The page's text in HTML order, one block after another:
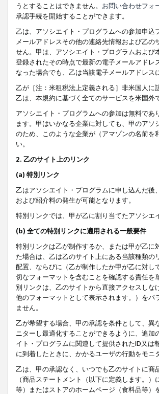
うとすることはできません。 お問い合わせフォ
承認手続を開始することができます。
乙は、アソシエイト・プログラムへの参加申
メールアドレスその他の連絡先情報および乙
せん。甲は、アソシエイト・プログラムおよ
登録されたその時点で最新の電子メールアド
なった場合でも、乙は当該電子メールアドレ
乙が［注：米租税法上定義される］非米国人
乙は、本規約に基づく全てのサービスを米国外
アソシエイト・プログラムへの参加は無料で
ます。甲はいかなる企業に対しても、甲のア
のため、このような企業が（アマゾンの名前
い。
2. 乙のサイト上のリンク
(a) 特別リンク
乙はアソシエイト・プログラムに申し込んだ
および紹介料の発生が可能となります。
特別リンクでは、甲が乙に割り当てたアソシエ
(b) 全ての特別リンクに適用される一般要件
特別リンクは乙が制作するか、または甲が乙
た場合は、乙は乙のサイト上にある当該種類
配置、ならびに（乙が制作したか甲が乙に対
切なフォーマットを含むことを確認する責任
別リンクは、乙のサイトから直接アクセスし
他のフォーマットとして表示されます。）を
ません。
乙が希望する場合、甲の承認を条件として、
ニターし最適化することができるように、追
イト・プログラムに関連して提供されたID又
に到着したときに、かかるユーザの行動をモ
乙は、甲の承認なく、いつでも乙のサイトに
（商品ステートメント（以下に定義します。
等）またはストアのホームページ（食料品等